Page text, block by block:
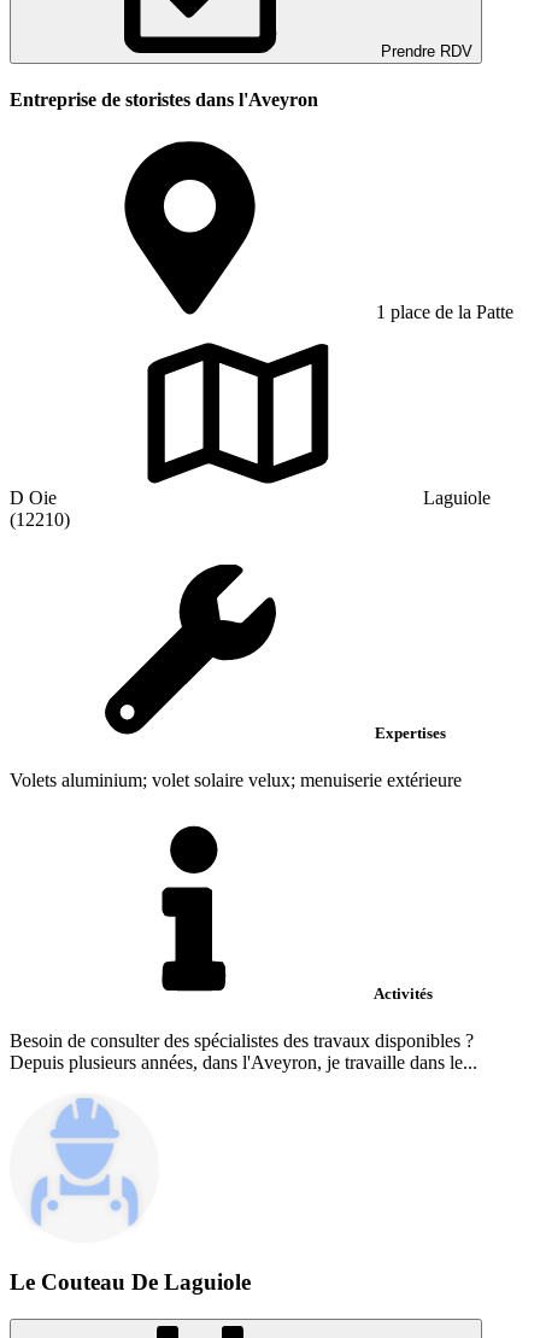
Prendre RDV
Entreprise de storistes dans l'Aveyron
1 place de la Patte
D Oie
Laguiole
(12210)
Expertises
Volets aluminium; volet solaire velux; menuiserie extérieure
Activités
Besoin de consulter des spécialistes des travaux disponibles ?
Depuis plusieurs années, dans l'Aveyron, je travaille dans le...
Le Couteau De Laguiole